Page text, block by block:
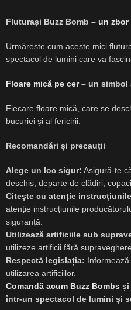
Fluturași Buzz Bomb – un zbor
Urmărește cum aceste mici
spectacol de lumini care va
Floare mică pe cer– un simbol
Fiecare floare mică, care se
bucuriei și al fericirii.
Recomandări și precauții
Alege un loc sigur: Asigură-te
deschis, departe de clădiri,
Citește cu atenție
atenție instrucțiunile
siguranță.
Utilizează artificiile sub
utilizeze artificii fără supraveghere.
Respectă legislația:
utilizarea artificiilor.
Comandă acum Buzz Bombs și
într-un spectacol de lumini și